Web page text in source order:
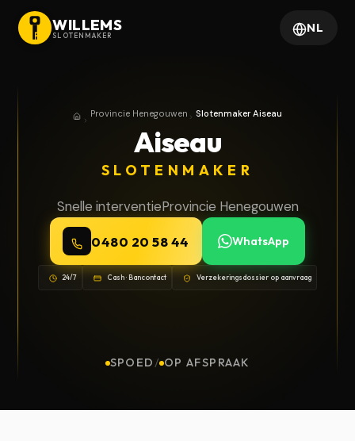
WILLEMS
SLOTENMAKER NL
HomeProvincie Henegouwen
Provincie Henegouwen Slotenmaker Aiseau
Aiseau
SLOTENMAKER
Snelle interventieProvincie Henegouwen
0480 20 58 44 WhatsApp
24/7 Cash · Bancontact Verzekeringsdossier op aanvraag
SPOED / OP AFSPRAAK